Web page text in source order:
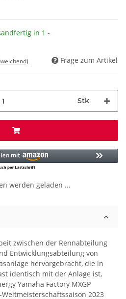
in 1 -
Frage zum Artikel
Stk
werden geladen ...
zwischen der Rennabteilung
Entwicklungsabteilung von
hervorgebracht, die in
identisch mit der Anlage ist,
Yamaha Factory MXGP
2023